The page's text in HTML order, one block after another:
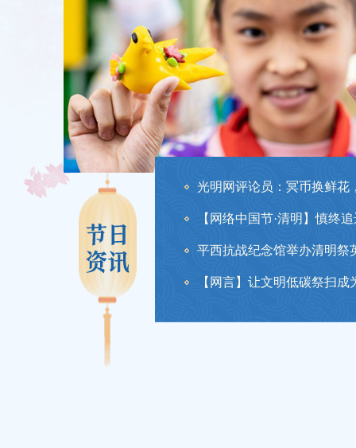
平西抗战纪念馆举办清明祭